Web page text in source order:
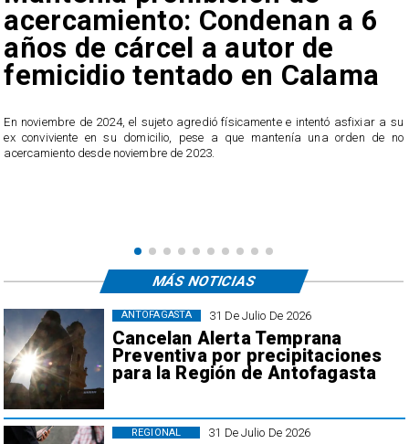
acercamiento: Condenan a 6
años de cárcel a autor de
femicidio tentado en Calama
En noviembre de 2024, el sujeto agredió físicamente e intentó asfixiar a su
ex conviviente en su domicilio, pese a que mantenía una orden de no
acercamiento desde noviembre de 2023.
31 De Julio De 2026
Cancelan Alerta Temprana
Preventiva por precipitaciones
para la Región de Antofagasta
ANTOFAGASTA
31 De Julio De 2026
REGIONAL
MÁS NOTICIAS